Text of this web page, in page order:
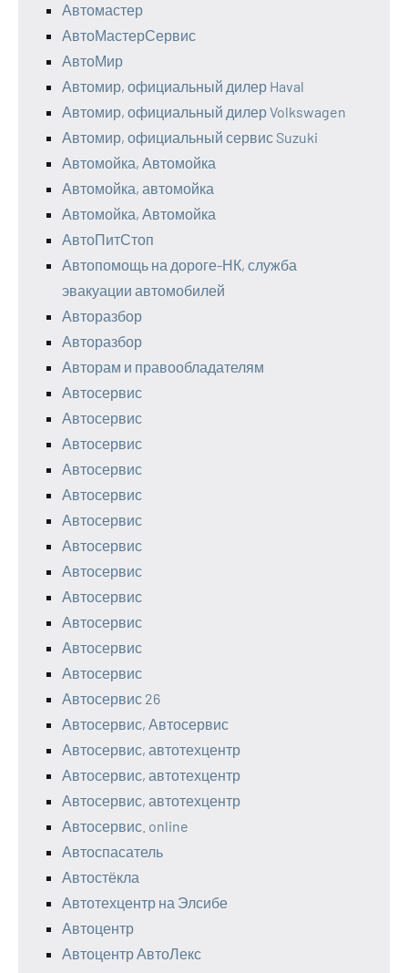
Автомастер
АвтоМастерСервис
АвтоМир
Автомир, официальный дилер Haval
Автомир, официальный дилер Volkswagen
Автомир, официальный сервис Suzuki
Автомойка, Автомойка
Автомойка, автомойка
Автомойка, Автомойка
АвтоПитСтоп
Автопомощь на дороге-НК, служба
эвакуации автомобилей
Авторазбор
Авторазбор
Авторам и правообладателям
Автосервис
Автосервис
Автосервис
Автосервис
Автосервис
Автосервис
Автосервис
Автосервис
Автосервис
Автосервис
Автосервис
Автосервис
Автосервис 26
Автосервис, Автосервис
Автосервис, автотехцентр
Автосервис, автотехцентр
Автосервис, автотехцентр
Автосервис. online
Автоспасатель
Автостёкла
Автотехцентр на Элсибе
Автоцентр
Автоцентр АвтоЛекс